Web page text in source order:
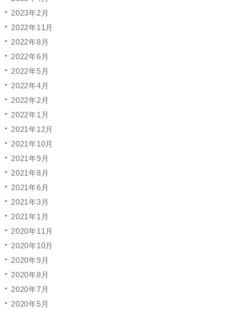
2023年2月
2022年11月
2022年8月
2022年6月
2022年5月
2022年4月
2022年2月
2022年1月
2021年12月
2021年10月
2021年9月
2021年8月
2021年6月
2021年3月
2021年1月
2020年11月
2020年10月
2020年9月
2020年8月
2020年7月
2020年5月